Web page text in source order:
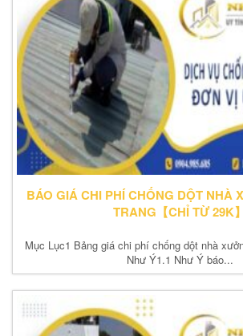
BÁO GIÁ CHI PHÍ CHỐNG DỘT NHÀ
TRANG【CHỈ TỪ 29K】
Mục Lục1 Bảng giá chi phí chống dột nhà
Như Ý1.1 Như Ý báo...